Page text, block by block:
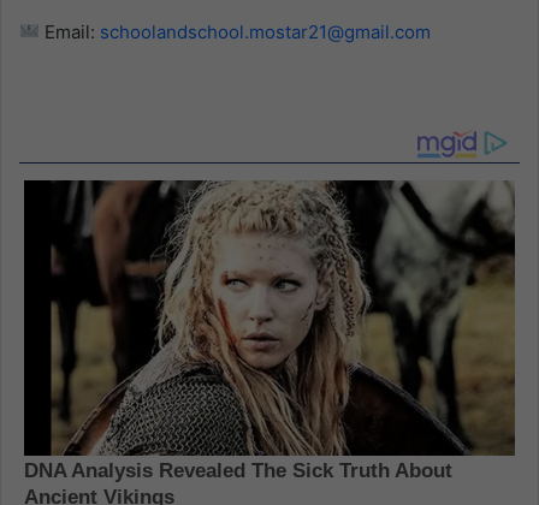
Email: schoolandschool.mostar21@gmail.com